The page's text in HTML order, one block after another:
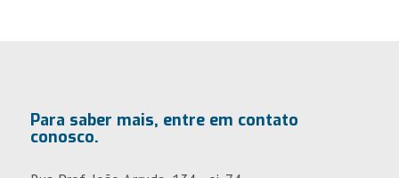
Para saber mais, entre em contato
conosco.